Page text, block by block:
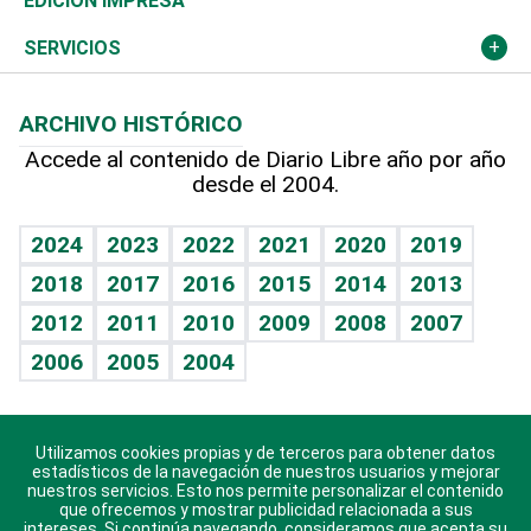
Resto del mundo
Economía personal
Podcast Arte Libre
Hablando con el pediatra
Vida y familia
Eñe
Celebrando la vida
Sin complejos
En pocas palabras
Escuchando al corazón
Economía Personal
Más deportes
Línea de hit
TBT Deportivo
Columnistas
Cambio climático
Opinión
Hecho en casa
Guía del dinero
SERVICIOS
Cumpleaños
Horóscopos
Crucigramas
ARCHIVO HISTÓRICO
Accede al contenido de Diario Libre año por año
desde el 2004.
2024 2023 2022 2021 2020
2019
2018
2017 2016 2015 2014
2013
2012
2011 2010 2009 2008
2007
2006
2005 2004
Descarga nuestras aplicaciones para Android, iOS y
sistema Huawei.
Utilizamos cookies propias y de terceros para obtener datos
estadísticos de la navegación de nuestros usuarios y mejorar
nuestros servicios. Esto nos permite personalizar el contenido
que ofrecemos y mostrar publicidad relacionada a sus